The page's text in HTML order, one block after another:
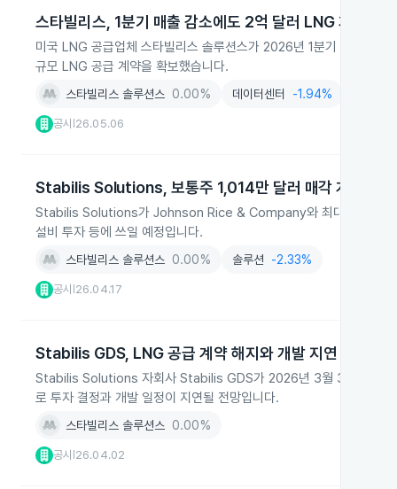
스타빌리스, 1분기 매출 감소에도 2억 달러 LNG 계약 확
미국 LNG 공급업체 스타빌리스 솔루션스가 2026년 1분기 매출이
규모 LNG 공급 계약을 확보했습니다.
스타빌리스 솔루션스 0.00% 데이터센터 -1.94%
공시 26.05.06
Stabilis Solutions, 보통주 1,014만 달러 매각 계약 체결
Stabilis Solutions가 Johnson Rice & Company와 최대 1,014만 달
설비 투자 등에 쓰일 예정입니다.
스타빌리스 솔루션스 0.00% 솔루션 -2.33%
공시 26.04.17
Stabilis GDS, LNG 공급 계약 해지와 개발 지연 전망
Stabilis Solutions 자회사 Stabilis GDS가 2026년 3월 31일 글로
로 투자 결정과 개발 일정이 지연될 전망입니다.
스타빌리스 솔루션스 0.00%
공시 26.04.02